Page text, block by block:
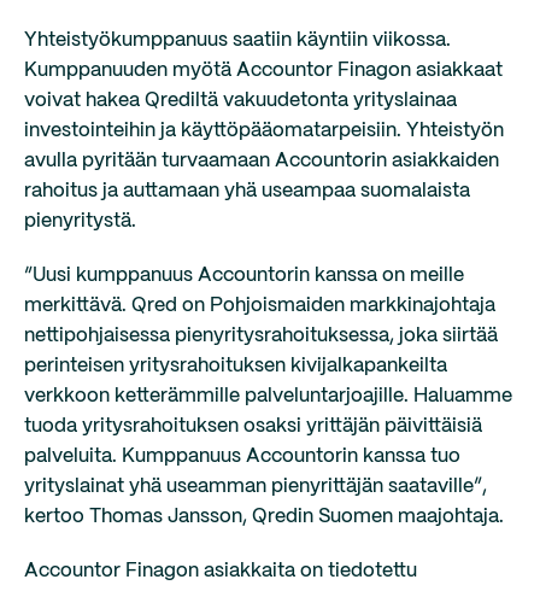
Yhteistyökumppanuus saatiin käyntiin viikossa.
Kumppanuuden myötä Accountor Finagon asiakkaat
voivat hakea Qrediltä vakuudetonta yrityslainaa
investointeihin ja käyttöpääomatarpeisiin. Yhteistyön
avulla pyritään turvaamaan Accountorin asiakkaiden
rahoitus ja auttamaan yhä useampaa suomalaista
pienyritystä.
“Uusi kumppanuus Accountorin kanssa on meille
merkittävä. Qred on Pohjoismaiden markkinajohtaja
nettipohjaisessa pienyritysrahoituksessa, joka siirtää
perinteisen yritysrahoituksen kivijalkapankeilta
verkkoon ketterämmille palveluntarjoajille. Haluamme
tuoda yritysrahoituksen osaksi yrittäjän päivittäisiä
palveluita. Kumppanuus Accountorin kanssa tuo
yrityslainat yhä useamman pienyrittäjän saataville”,
kertoo Thomas Jansson, Qredin Suomen maajohtaja.
Accountor Finagon asiakkaita on tiedotettu